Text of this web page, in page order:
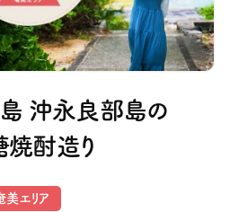
沖永良部島の
焼酎造り
美エリア